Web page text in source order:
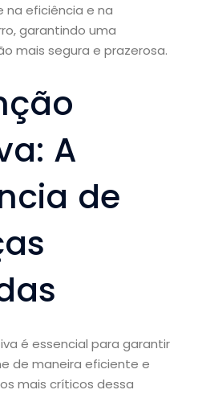
eficiência e na
garantindo uma
mais segura e prazerosa.
A
de
é essencial para garantir
de maneira eficiente e
mais críticos dessa